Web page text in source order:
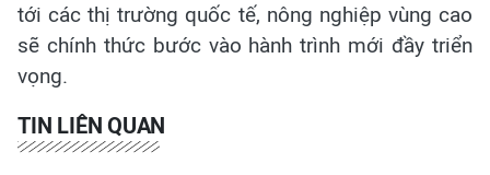
tới các thị trường quốc tế, nông nghiệp vùng cao
sẽ chính thức bước vào hành trình mới đầy triển
vọng.
TIN LIÊN QUAN